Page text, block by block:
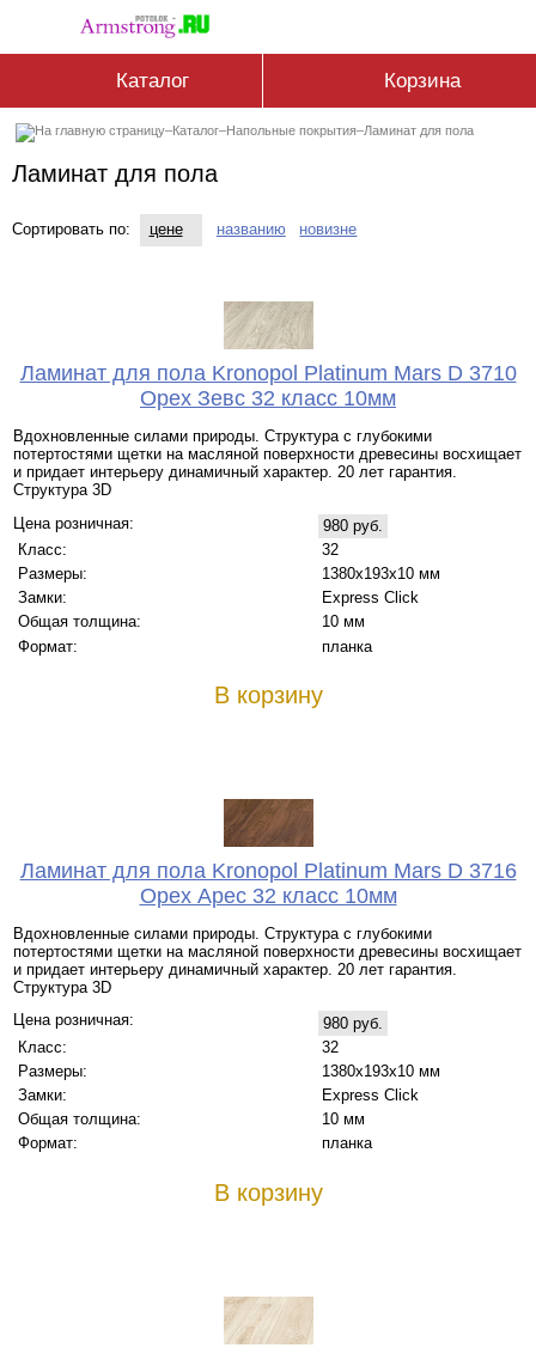
Каталог Корзина
–Каталог–Напольные покрытия–Ламинат для пола
Ламинат для пола
Сортировать по: цене названию новизне
Ламинат для пола Kronopol Platinum Mars D 3710
Орех Зевс 32 класс 10мм
Вдохновленные силами природы. Структура с глубокими
потертостями щетки на масляной поверхности древесины восхищает
и придает интерьеру динамичный характер. 20 лет гарантия.
Структура 3D
Цена розничная:
980 руб.
Класс:
32
Размеры:
1380х193х10 мм
Замки:
Express Click
Общая толщина:
10 мм
Формат:
планка
В корзину
Ламинат для пола Kronopol Platinum Mars D 3716
Орех Арес 32 класс 10мм
Вдохновленные силами природы. Структура с глубокими
потертостями щетки на масляной поверхности древесины восхищает
и придает интерьеру динамичный характер. 20 лет гарантия.
Структура 3D
Цена розничная:
980 руб.
Класс:
32
Размеры:
1380х193х10 мм
Замки:
Express Click
Общая толщина:
10 мм
Формат:
планка
В корзину